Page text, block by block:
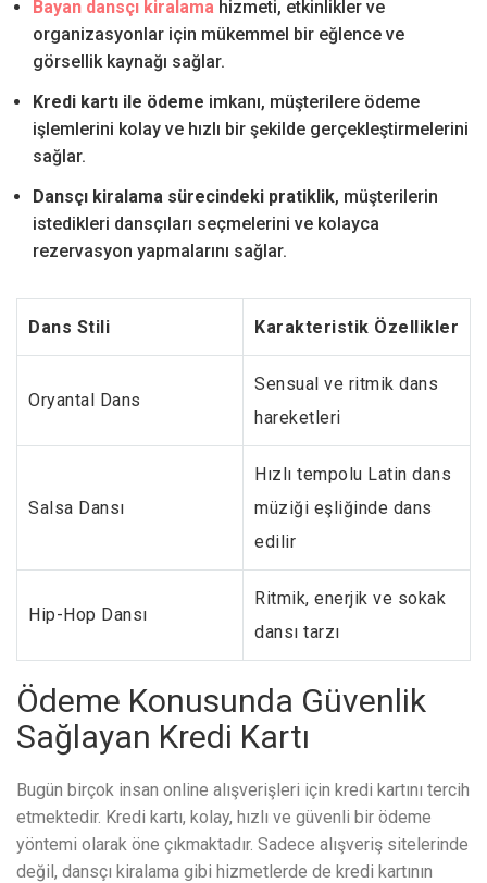
Bayan dansçı kiralama hizmeti, etkinlikler ve
organizasyonlar için mükemmel bir eğlence ve
görsellik kaynağı sağlar.
Kredi kartı ile ödeme imkanı, müşterilere ödeme
işlemlerini kolay ve hızlı bir şekilde gerçekleştirmelerini
sağlar.
Dansçı kiralama sürecindeki pratiklik, müşterilerin
istedikleri dansçıları seçmelerini ve kolayca
rezervasyon yapmalarını sağlar.
Dans Stili Karakteristik Özellikler
Oryantal Dans
Sensual ve ritmik dans
hareketleri
Salsa Dansı
Hızlı tempolu Latin dans
müziği eşliğinde dans
edilir
Hip-Hop Dansı
Ritmik, enerjik ve sokak
dansı tarzı
Ödeme Konusunda Güvenlik
Sağlayan Kredi Kartı
Bugün birçok insan online alışverişleri için kredi kartını tercih
etmektedir. Kredi kartı, kolay, hızlı ve güvenli bir ödeme
yöntemi olarak öne çıkmaktadır. Sadece alışveriş sitelerinde
değil, dansçı kiralama gibi hizmetlerde de kredi kartının